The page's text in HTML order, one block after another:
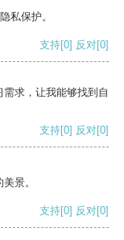
私保护。
支持[0] 反对[0]
求，让我能够找到自
支持[0] 反对[0]
景。
支持[0] 反对[0]